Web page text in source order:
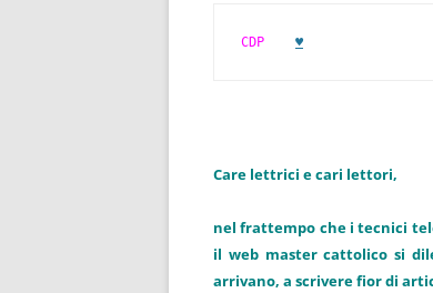
CDP ♥
Care lettrici e cari lettori,
nel frattempo che i tecnici
il web master cattolico si
arrivano, a scrivere fior di